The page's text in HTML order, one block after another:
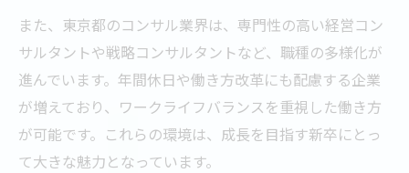
また、東京都のコンサル業界は、専門性の高い経営コン
サルタントや戦略コンサルタントなど、職種の多様化が
進んでいます。年間休日や働き方改革にも配慮する企業
が増えており、ワークライフバランスを重視した働き方
が可能です。これらの環境は、成長を目指す新卒にとっ
て大きな魅力となっています。